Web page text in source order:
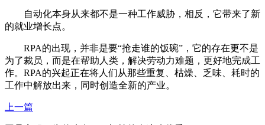
自动化本身从来都不是一种工作威胁，相反，它带来了新
的就业增长点。
RPA的出现，并非是要“抢走谁的饭碗”，它的存在更不是
为了裁员，而是在帮助人类，解决劳动力难题，更好地完成工
作。RPA的兴起正在将人们从那些重复、枯燥、乏味、耗时的
工作中解放出来，同时创造全新的产业。
上一篇